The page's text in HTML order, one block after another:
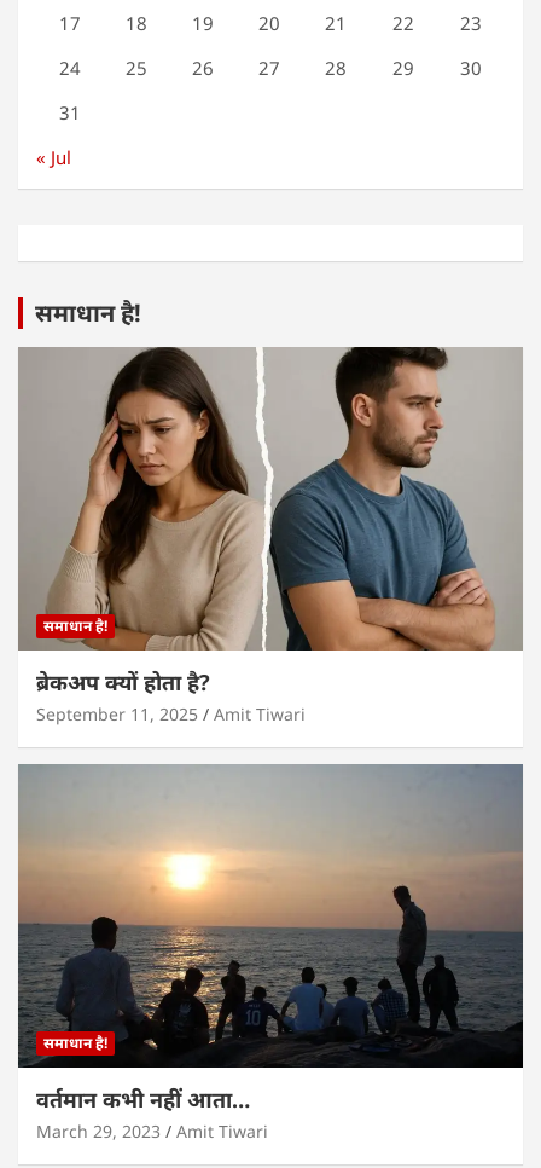
17 18 19 20 21 22
23
24
25 26 27 28 29
30
31
« Jul
समाधान है!
समाधान है!
ब्रेकअप क्यों होता है?
September 11, 2025 Amit Tiwari
समाधान है!
वर्तमान कभी नहीं आता…
March 29, 2023 Amit Tiwari